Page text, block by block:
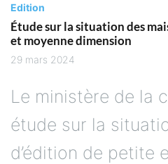
Edition
Étude sur la situation des
et moyenne dimension
29 mars 2024
Le ministère de la
étude sur la
d’édition de petite